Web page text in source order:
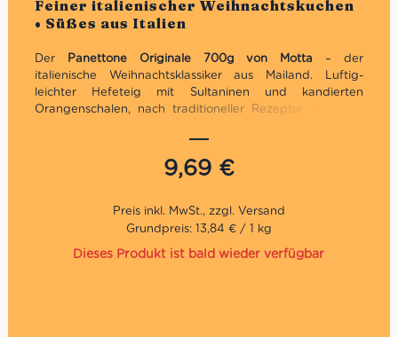
Feiner italienischer Weihnachtskuchen
• Süßes aus Italien
Der Panettone Originale 700g von Motta – der
italienische Weihnachtsklassiker aus Mailand. Luftig-
leichter Hefeteig mit Sultaninen und kandierten
Orangenschalen, nach traditioneller Rezeptur seit 1919.
Traditionelles Geschenk zu Weihnachten
Direkt aus Italien
9,69 €
5
Grundpreis: 13,84 € / 1 kg
Dieses Produkt ist bald wieder verfügbar